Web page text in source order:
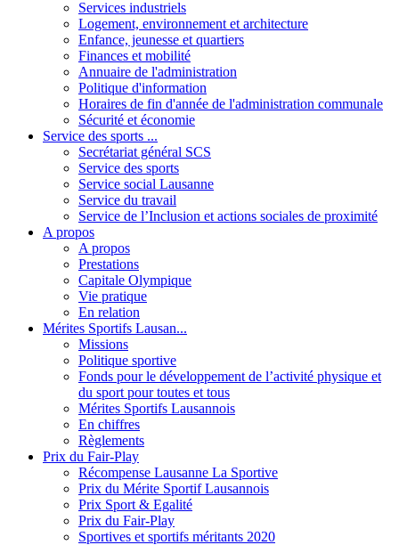
Services industriels
Logement, environnement et architecture
Enfance, jeunesse et quartiers
Finances et mobilité
Annuaire de l'administration
Politique d'information
Horaires de fin d'année de l'administration communale
Sécurité et économie
Service des sports ...
Secrétariat général SCS
Service des sports
Service social Lausanne
Service du travail
Service de l’Inclusion et actions sociales de proximité
A propos
A propos
Prestations
Capitale Olympique
Vie pratique
En relation
Mérites Sportifs Lausan...
Missions
Politique sportive
Fonds pour le développement de l’activité physique et
du sport pour toutes et tous
Mérites Sportifs Lausannois
En chiffres
Règlements
Prix du Fair-Play
Récompense Lausanne La Sportive
Prix du Mérite Sportif Lausannois
Prix Sport & Egalité
Prix du Fair-Play
Sportives et sportifs méritants 2020